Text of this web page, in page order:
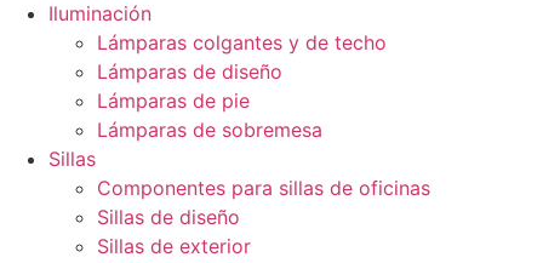
Iluminación
Lámparas colgantes y de techo
Lámparas de diseño
Lámparas de pie
Lámparas de sobremesa
Sillas
Componentes para sillas de oficinas
Sillas de diseño
Sillas de exterior